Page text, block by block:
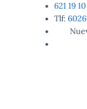
621 19
Tlf: